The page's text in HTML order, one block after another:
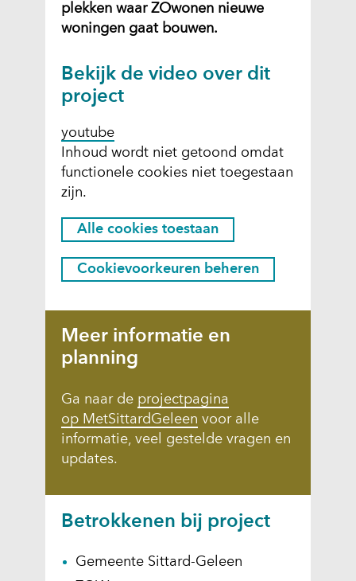
plekken waar ZOwonen nieuwe
woningen gaat bouwen.
Bekijk de video over dit
project
youtube
C
o
o
k
i
e
s
t
o
e
t
a
a
n
Inhoud wordt niet getoond omdat
functionele cookies niet toegestaan
zijn.
H
i
e
r
n
h
t
g
e
b
u
i
v
Alle cookies toestaan
Cookievoorkeuren beheren
Meer informatie en
planning
Ga naar de project(
o
p
t
i
n
pagina
op MetSittardGeleen(
o
n
t
n
voor alle
informatie, veel gestelde vragen en
updates.
Betrokkenen bij project
Gemeente Sittard-Geleen